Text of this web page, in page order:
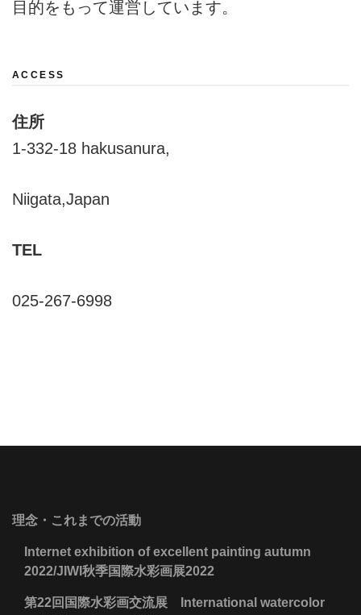
目的をもって運営しています。
ACCESS
住所
1-332-18 hakusanura,
Niigata,Japan
TEL
025-267-6998
理念・これまでの活動
Internet exhibition of excellent painting autumn
2022/JIWI秋季国際水彩画展2022
第22回国際水彩画交流展 International watercolor